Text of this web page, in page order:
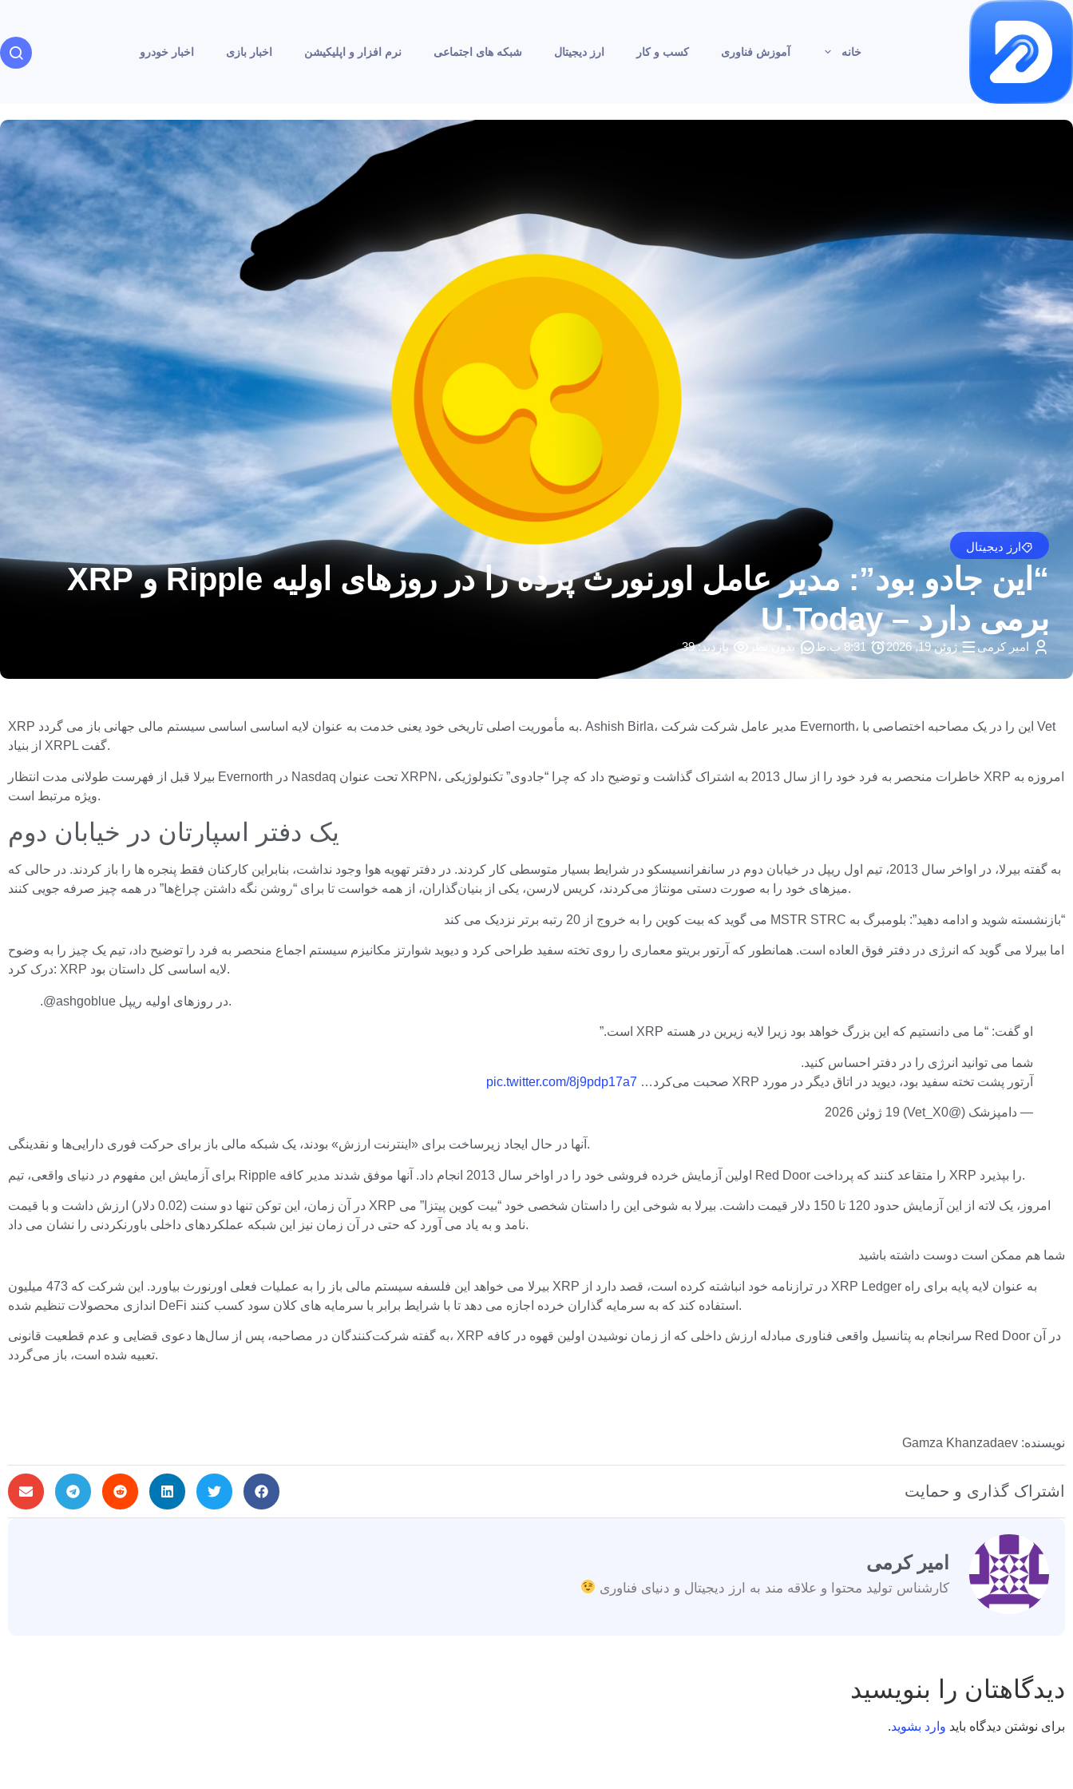
خانه آموزش فناوری کسب و کار ارز دیجیتال شبکه های اجتماعی نرم افزار و اپلیکیشن اخبار بازی اخبار خودرو
ارز دیجیتال
“این جادو بود”: مدیر عامل اورنورث پرده را در روزهای اولیه Ripple و XRP
برمی دارد – U.Today
امیر کرمی ژوئن 19, 2026 8:31 ب.ظ بدون نظر بازدید: 39
XRP به مأموریت اصلی تاریخی خود یعنی خدمت به عنوان لایه اساسی اساسی سیستم مالی جهانی باز می گردد. Ashish Birla، مدیر عامل شرکت شرکت Evernorth، این را در یک مصاحبه اختصاصی با Vet
از بنیاد XRPL گفت.
بیرلا قبل از فهرست طولانی مدت انتظار Evernorth در Nasdaq تحت عنوان XRPN، خاطرات منحصر به فرد خود را از سال 2013 به اشتراک گذاشت و توضیح داد که چرا “جادوی” تکنولوژیکی XRP امروزه به
ویژه مرتبط است.
یک دفتر اسپارتان در خیابان دوم
به گفته بیرلا، در اواخر سال 2013، تیم اول ریپل در خیابان دوم در سانفرانسیسکو در شرایط بسیار متوسطی کار کردند. در دفتر تهویه هوا وجود نداشت، بنابراین کارکنان فقط پنجره ها را باز کردند. در حالی که
میزهای خود را به صورت دستی مونتاژ می‌کردند، کریس لارسن، یکی از بنیان‌گذاران، از همه خواست تا برای “روشن نگه داشتن چراغ‌ها” در همه چیز صرفه جویی کنند.
“بازنشسته شوید و ادامه دهید”: بلومبرگ به MSTR STRC می گوید که بیت کوین را به خروج از 20 رتبه برتر نزدیک می کند
اما بیرلا می گوید که انرژی در دفتر فوق العاده است. همانطور که آرتور بریتو معماری را روی تخته سفید طراحی کرد و دیوید شوارتز مکانیزم سیستم اجماع منحصر به فرد را توضیح داد، تیم یک چیز را به وضوح
درک کرد: XRP لایه اساسی کل داستان بود.
.@ashgoblue در روزهای اولیه ریپل.
او گفت: “ما می دانستیم که این بزرگ خواهد بود زیرا لایه زیرین در هسته XRP است.”
شما می توانید انرژی را در دفتر احساس کنید.
آرتور پشت تخته سفید بود، دیوید در اتاق دیگر در مورد XRP صحبت می‌کرد…
pic.twitter.com/8j9pdp17a7
— دامپزشک (@Vet_X0) 19 ژوئن 2026
آنها در حال ایجاد زیرساخت برای «اینترنت ارزش» بودند، یک شبکه مالی باز برای حرکت فوری دارایی‌ها و نقدینگی.
برای آزمایش این مفهوم در دنیای واقعی، تیم Ripple اولین آزمایش خرده فروشی خود را در اواخر سال 2013 انجام داد. آنها موفق شدند مدیر کافه Red Door را متقاعد کنند که پرداخت XRP را بپذیرد.
در آن زمان، این توکن تنها دو سنت (0.02 دلار) ارزش داشت و با قیمت XRP امروز، یک لاته از این آزمایش حدود 120 تا 150 دلار قیمت داشت. بیرلا به شوخی این را داستان شخصی خود “بیت کوین پیتزا” می
نامد و به یاد می آورد که حتی در آن زمان نیز این شبکه عملکردهای داخلی باورنکردنی را نشان می داد.
شما هم ممکن است دوست داشته باشید
بیرلا می خواهد این فلسفه سیستم مالی باز را به عملیات فعلی اورنورث بیاورد. این شرکت که 473 میلیون XRP در ترازنامه خود انباشته کرده است، قصد دارد از XRP Ledger به عنوان لایه پایه برای راه
اندازی محصولات تنظیم شده DeFi استفاده کند که به سرمایه گذاران خرده اجازه می دهد تا با شرایط برابر با سرمایه های کلان سود کسب کنند.
به گفته شرکت‌کنندگان در مصاحبه، پس از سال‌ها دعوی قضایی و عدم قطعیت قانونی، XRP سرانجام به پتانسیل واقعی فناوری مبادله ارزش داخلی که از زمان نوشیدن اولین قهوه در کافه Red Door در آن
تعبیه شده است، باز می‌گردد.
نویسنده: Gamza Khanzadaev
اشتراک گذاری و حمایت
امیر کرمی
کارشناس تولید محتوا و علاقه مند به ارز دیجیتال و دنیای فناوری
دیدگاهتان را بنویسید
برای نوشتن دیدگاه باید وارد بشوید.